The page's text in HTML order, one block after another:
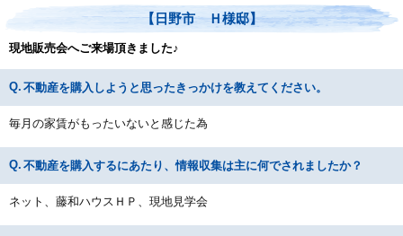
【日野市 Ｈ様邸】
現地販売会へご来場頂きました♪
不動産を購入しようと思ったきっかけを教えてください。
毎月の家賃がもったいないと感じた為
不動産を購入するにあたり、情報収集は主に何でされましたか？
ネット、藤和ハウスＨＰ、現地見学会